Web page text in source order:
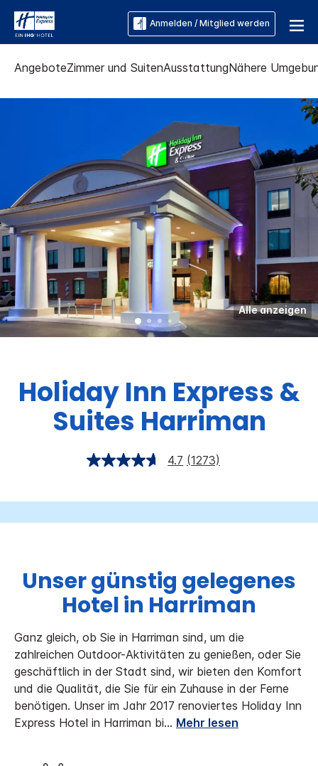
Anmelden / Mitglied werden
AngeboteZimmer und SuitenAusstattungNähere
Alle anzeigen
Holiday Inn Express &
Suites Harriman
4.7 (1273)
Unser günstig gelegenes
Hotel in Harriman
Ganz gleich, ob Sie in Harriman sind, um die
zahlreichen Outdoor-Aktivitäten zu genießen, oder Sie
geschäftlich in der Stadt sind, wir bieten den Komfort
und die Qualität, die Sie für ein Zuhause in der Ferne
benötigen. Unser im Jahr 2017 renoviertes Holiday Inn
Express Hotel in Harriman bi... Mehr lesen